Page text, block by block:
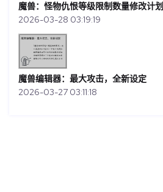
魔兽：怪物仇恨等级限制数量修改计划
2026-03-28 03:19:19
魔兽编辑器：最大攻击，全新设定
2026-03-27 03:11:18